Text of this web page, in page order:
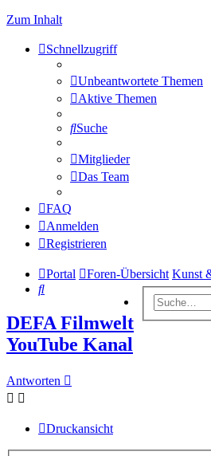
Zum Inhalt
Schnellzugriff
Unbeantwortete Themen
Aktive Themen
Suche
Mitglieder
Das Team
FAQ
Anmelden
Registrieren
Portal Foren-Übersicht Kunst
Suche
DEFA Filmwelt
YouTube Kanal
Antworten
Druckansicht